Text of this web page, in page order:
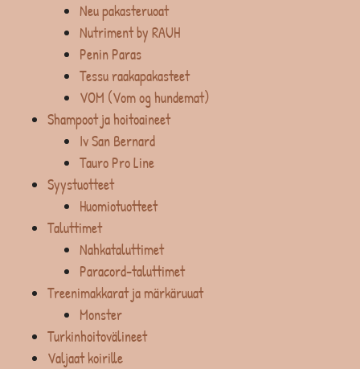
Neu pakasteruoat
Nutriment by RAUH
Penin Paras
Tessu raakapakasteet
VOM (Vom og hundemat)
Shampoot ja hoitoaineet
Iv San Bernard
Tauro Pro Line
Syystuotteet
Huomiotuotteet
Taluttimet
Nahkataluttimet
Paracord-taluttimet
Treenimakkarat ja märkäruuat
Monster
Turkinhoitovälineet
Valjaat koirille